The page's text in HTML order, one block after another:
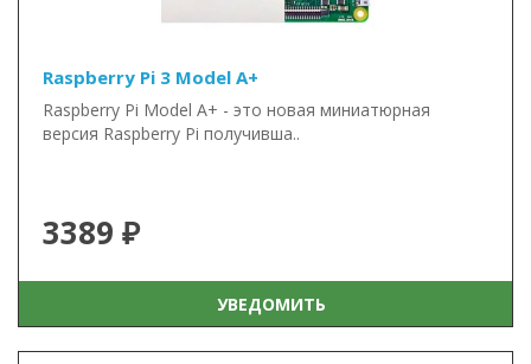
Raspberry Pi 3 Model A+
Raspberry Pi Model A+ - это новая миниатюрная
версия Raspberry Pi получивша..
3389 ₽
УВЕДОМИТЬ